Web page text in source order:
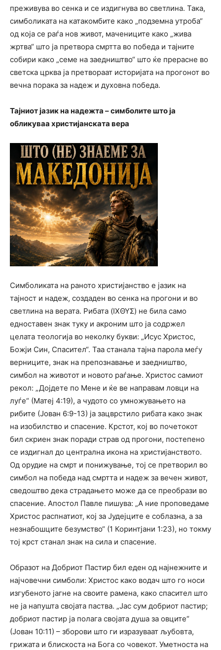
преживува во сенка и се издигнува во светлина. Така,
симболиката на катакомбите како „подземна утроба“
од која се раѓа нов живот, мачениците како „жива
жртва“ што ја претвора смртта во победа и тајните
собири како „семе на заедништво“ што ќе прерасне во
светска црква ја претвораат историјата на прогонот во
вечна порака за надеж и духовна победа.
Тајниот јазик на надежта – симболите што ја
обликуваа христијанската вера
Симболиката на раното христијанство е јазик на
тајност и надеж, создаден во сенка на прогони и во
светлина на верата. Рибата (ΙΧΘΥΣ) не била само
едноставен знак туку и акроним што ја содржел
целата теологија во неколку букви: „Исус Христос,
Божји Син, Спасител“. Таа станала тајна парола меѓу
верниците, знак на препознавање и заедништво,
симбол на животот и новото раѓање. Христос самиот
рекол: „Дојдете по Мене и ќе ве направам ловци на
луѓе“ (Матеј 4:19), а чудото со умножувањето на
рибите (Јован 6:9-13) ја зацврстило рибата како знак
на изобилство и спасение. Крстот, кој во почетокот
бил скриен знак поради страв од прогони, постепено
се издигнал до централна икона на христијанството.
Од орудие на смрт и понижување, тој се претворил во
симбол на победа над смртта и надеж за вечен живот,
сведоштво дека страдањето може да се преобрази во
спасение. Апостол Павле пишува: „А ние проповедаме
Христос распнатиот, кој за Јудејците е соблазна, а за
незнабошците безумство“ (1 Коринтјани 1:23), но токму
тој крст станал знак на сила и спасение.
Образот на Добриот Пастир бил еден од најнежните и
најчовечни симболи: Христос како водач што го носи
изгубеното јагне на своите рамена, како спасител што
не ја напушта својата паства. „Јас сум добриот пастир;
добриот пастир ја полага својата душа за овците“
(Јован 10:11) – зборови што ги изразуваат љубовта,
грижата и блискоста на Бога со човекот. Уметноста на